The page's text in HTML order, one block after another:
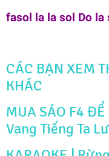
fasol la la sol Do la
CÁC BẠN XEM
KHÁC
MUA SÁO F4
Vang Tiếng Ta Lư